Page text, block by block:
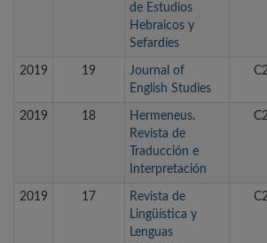
de Estudios
Hebraicos y
Sefardíes
2019 19
Journal of
English Studies
2019 18
Hermeneus.
Revista de
Traducción e
Interpretación
2019 17
Revista de
Lingüística y
Lenguas